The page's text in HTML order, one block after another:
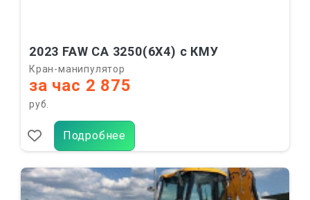
2023 FAW CA 3250(6X4) с КМУ
Кран-манипулятор
за час 2 875
руб.
Подробнее